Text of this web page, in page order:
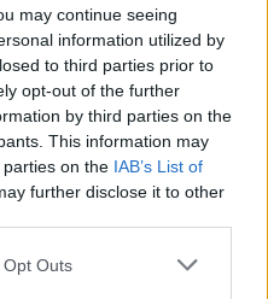
may continue seeing
information utilized by
to third parties prior to
opt-out of the further
by third parties on the
This information may
on the IAB’s List of
further disclose it to other
uses one or more Google
Outs